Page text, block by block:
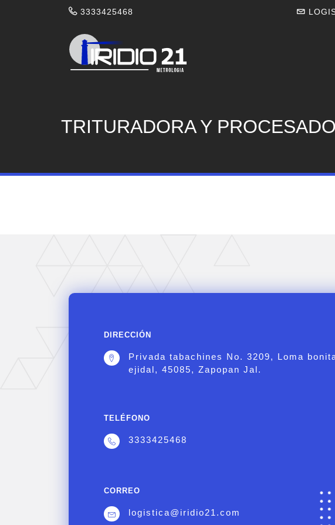
3333425468
TRITURADORA Y
DIRECCIÓN
Privada tabachines No. 3209, Loma
ejidal, 45085, Zapopan Jal.
TELÉFONO
3333425468
CORREO
logistica@iridio21.com